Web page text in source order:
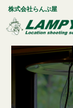
株式会社らんぷ屋